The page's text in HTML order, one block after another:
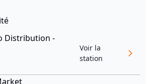
Distribution -
Voir la
station